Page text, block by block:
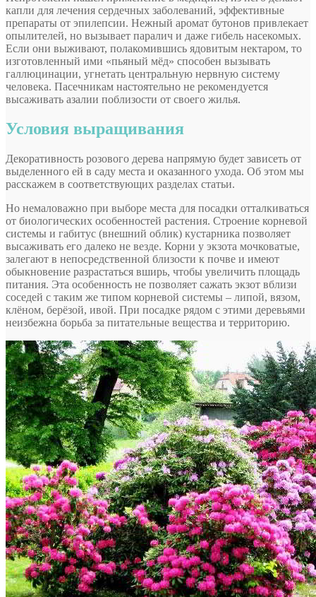
капли для лечения сердечных заболеваний, эффективные
препараты от эпилепсии. Нежный аромат бутонов привлекает
опылителей, но вызывает паралич и даже гибель насекомых.
Если они выживают, полакомившись ядовитым нектаром, то
изготовленный ими «пьяный мёд» способен вызывать
галлюцинации, угнетать центральную нервную систему
человека. Пасечникам настоятельно не рекомендуется
высаживать азалии поблизости от своего жилья.
Условия выращивания
Декоративность розового дерева напрямую будет зависеть от
выделенного ей в саду места и оказанного ухода. Об этом мы
расскажем в соответствующих разделах статьи.
Но немаловажно при выборе места для посадки отталкиваться
от биологических особенностей растения. Строение корневой
системы и габитус (внешний облик) кустарника позволяет
высаживать его далеко не везде. Корни у экзота мочковатые,
залегают в непосредственной близости к почве и имеют
обыкновение разрастаться вширь, чтобы увеличить площадь
питания. Эта особенность не позволяет сажать экзот вблизи
соседей с таким же типом корневой системы – липой, вязом,
клёном, берёзой, ивой. При посадке рядом с этими деревьями
неизбежна борьба за питательные вещества и территорию.